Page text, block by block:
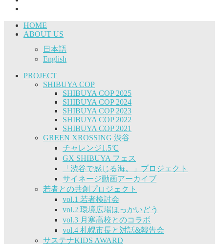
HOME
ABOUT US
日本語
English
PROJECT
SHIBUYA COP
SHIBUYA COP 2025
SHIBUYA COP 2024
SHIBUYA COP 2023
SHIBUYA COP 2022
SHIBUYA COP 2021
GREEN XROSSING 渋谷
チャレンジ1.5℃
GX SHIBUYA フェス
「渋谷で感じる海。」プロジェクト
サイネージ動画アーカイブ
若者との共創プロジェクト
vol.1 若者検討会
vol.2 環境広場ほっかいどう
vol.3 月寒高校とのコラボ
vol.4 札幌市長と対話&報告会
サステナKIDS AWARD